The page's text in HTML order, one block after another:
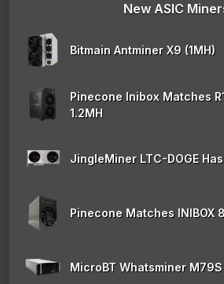
New ASIC
Bitmain Antminer X9 (1MH)
Pinecone Inibox Matches
1.2MH
JingleMiner LTC-DOGE
Pinecone Matches INIBOX
MicroBT Whatsminer